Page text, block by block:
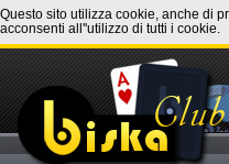
Questo sito utilizza cookie, anche di
acconsenti all''utilizzo di tutti i cookie.